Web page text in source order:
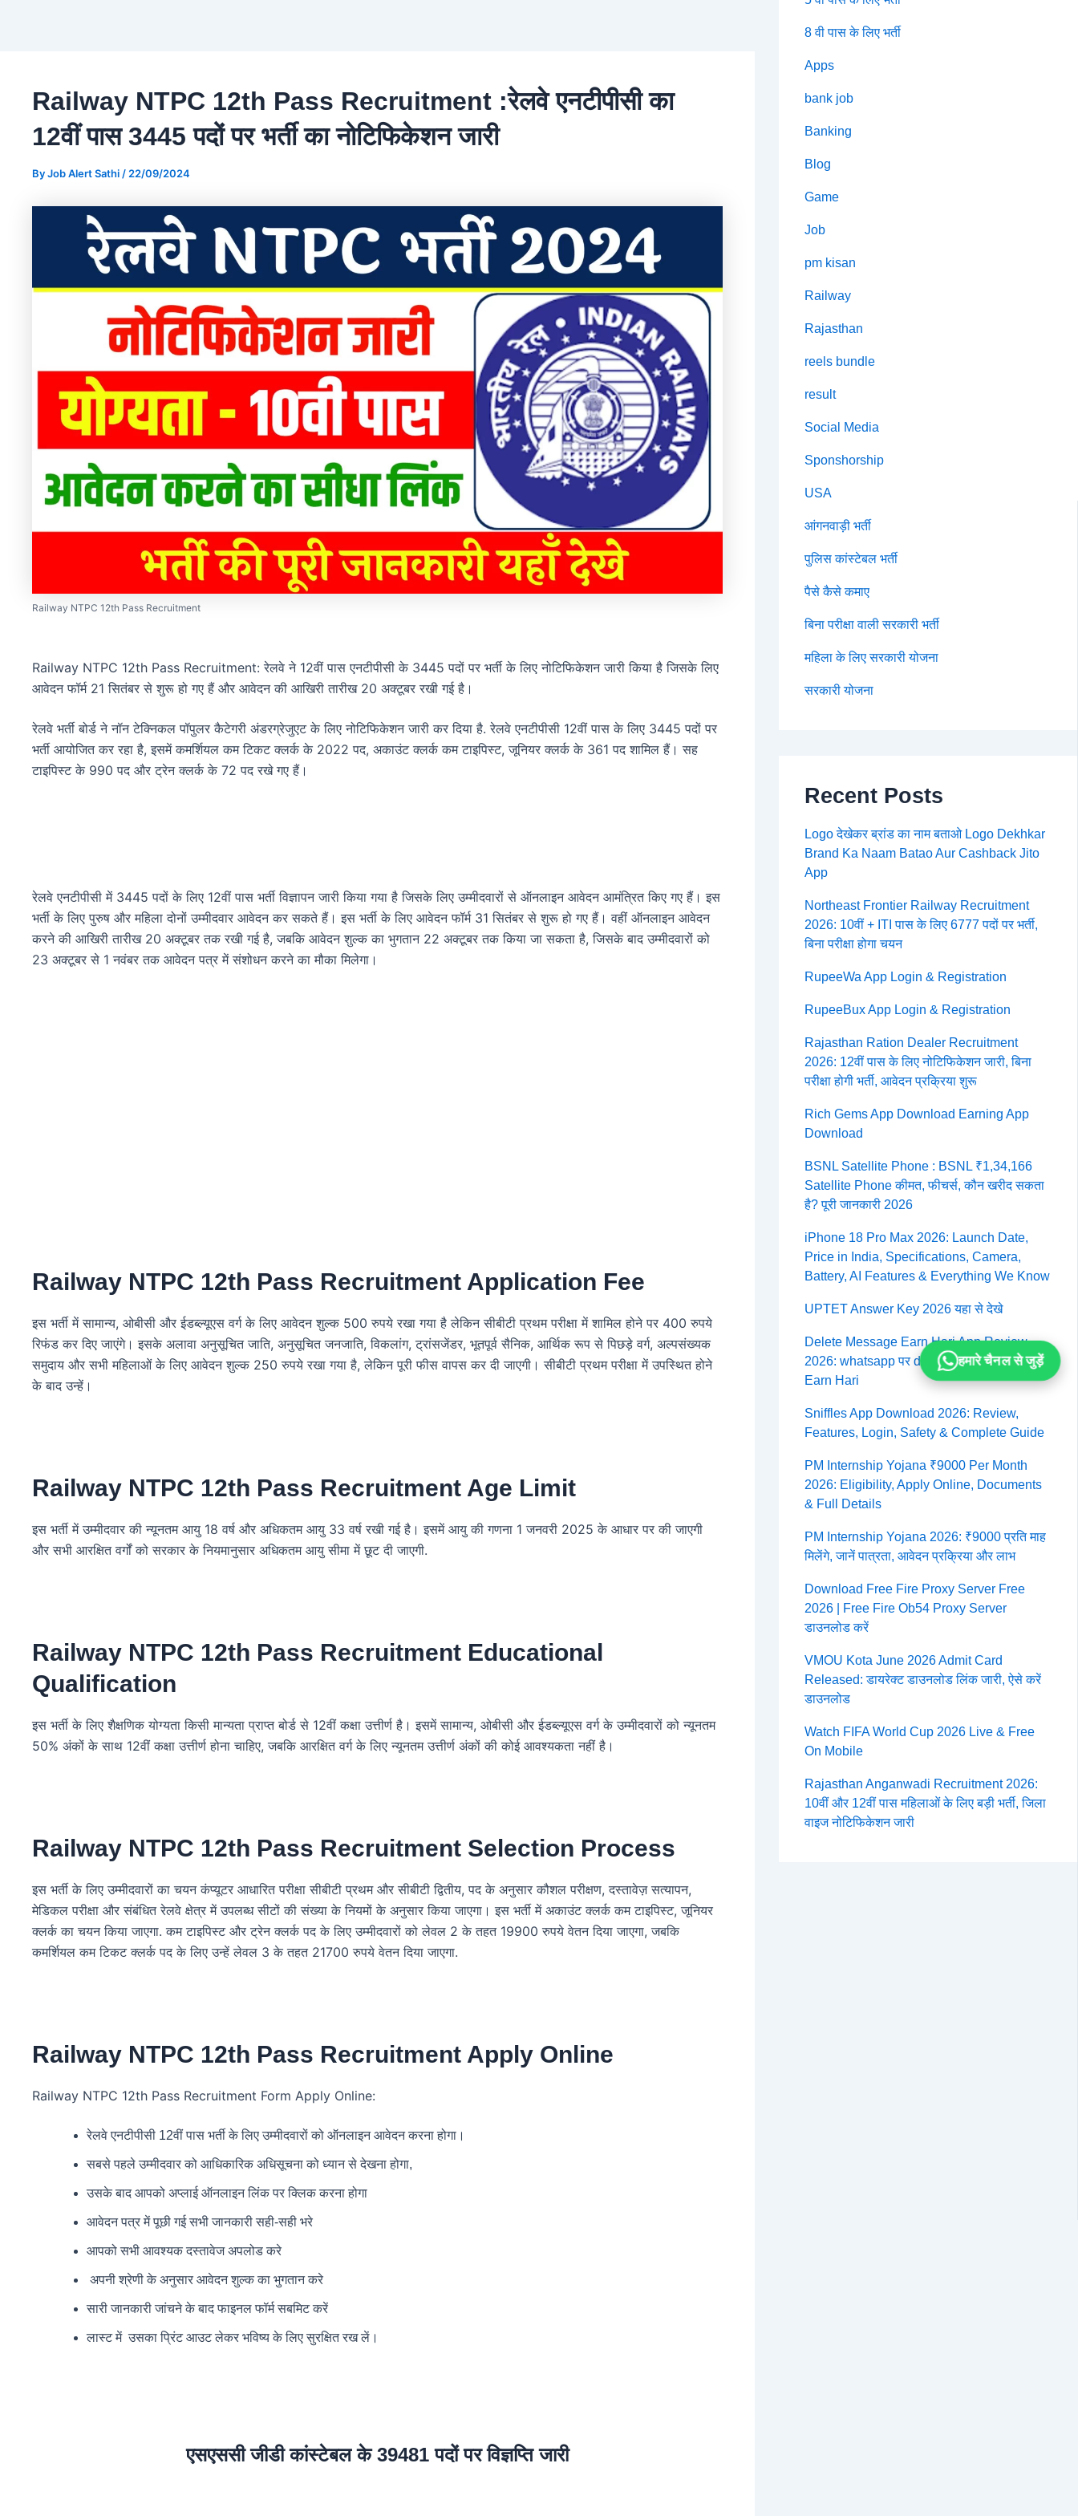
Railway NTPC 12th Pass Recruitment :रेलवे एनटीपीसी का
12वीं पास 3445 पदों पर भर्ती का नोटिफिकेशन जारी
ByJob Alert Sathi / 22/09/2024
Railway NTPC 12th Pass Recruitment
Railway NTPC 12th Pass Recruitment: रेलवे ने 12वीं पास एनटीपीसी के 3445 पदों पर भर्ती के लिए नोटिफिकेशन जारी किया है जिसके लिए
आवेदन फॉर्म 21 सितंबर से शुरू हो गए हैं और आवेदन की आखिरी तारीख 20 अक्टूबर रखी गई है।
रेलवे भर्ती बोर्ड ने नॉन टेक्निकल पॉपुलर कैटेगरी अंडरग्रेजुएट के लिए नोटिफिकेशन जारी कर दिया है. रेलवे एनटीपीसी 12वीं पास के लिए 3445 पदों पर
भर्ती आयोजित कर रहा है, इसमें कमर्शियल कम टिकट क्लर्क के 2022 पद, अकाउंट क्लर्क कम टाइपिस्ट, जूनियर क्लर्क के 361 पद शामिल हैं। सह
टाइपिस्ट के 990 पद और ट्रेन क्लर्क के 72 पद रखे गए हैं।
रेलवे एनटीपीसी में 3445 पदों के लिए 12वीं पास भर्ती विज्ञापन जारी किया गया है जिसके लिए उम्मीदवारों से ऑनलाइन आवेदन आमंत्रित किए गए हैं। इस
भर्ती के लिए पुरुष और महिला दोनों उम्मीदवार आवेदन कर सकते हैं। इस भर्ती के लिए आवेदन फॉर्म 31 सितंबर से शुरू हो गए हैं। वहीं ऑनलाइन आवेदन
करने की आखिरी तारीख 20 अक्टूबर तक रखी गई है, जबकि आवेदन शुल्क का भुगतान 22 अक्टूबर तक किया जा सकता है, जिसके बाद उम्मीदवारों को
23 अक्टूबर से 1 नवंबर तक आवेदन पत्र में संशोधन करने का मौका मिलेगा।
Railway NTPC 12th Pass Recruitment Application Fee
इस भर्ती में सामान्य, ओबीसी और ईडब्ल्यूएस वर्ग के लिए आवेदन शुल्क 500 रुपये रखा गया है लेकिन सीबीटी प्रथम परीक्षा में शामिल होने पर 400 रुपये
रिफंड कर दिए जाएंगे। इसके अलावा अनुसूचित जाति, अनुसूचित जनजाति, विकलांग, ट्रांसजेंडर, भूतपूर्व सैनिक, आर्थिक रूप से पिछड़े वर्ग, अल्पसंख्यक
समुदाय और सभी महिलाओं के लिए आवेदन शुल्क 250 रुपये रखा गया है, लेकिन पूरी फीस वापस कर दी जाएगी। सीबीटी प्रथम परीक्षा में उपस्थित होने
के बाद उन्हें।
Railway NTPC 12th Pass Recruitment Age Limit
इस भर्ती में उम्मीदवार की न्यूनतम आयु 18 वर्ष और अधिकतम आयु 33 वर्ष रखी गई है। इसमें आयु की गणना 1 जनवरी 2025 के आधार पर की जाएगी
और सभी आरक्षित वर्गों को सरकार के नियमानुसार अधिकतम आयु सीमा में छूट दी जाएगी.
Railway NTPC 12th Pass Recruitment Educational
Qualification
इस भर्ती के लिए शैक्षणिक योग्यता किसी मान्यता प्राप्त बोर्ड से 12वीं कक्षा उत्तीर्ण है। इसमें सामान्य, ओबीसी और ईडब्ल्यूएस वर्ग के उम्मीदवारों को न्यूनतम
50% अंकों के साथ 12वीं कक्षा उत्तीर्ण होना चाहिए, जबकि आरक्षित वर्ग के लिए न्यूनतम उत्तीर्ण अंकों की कोई आवश्यकता नहीं है।
Railway NTPC 12th Pass Recruitment Selection Process
इस भर्ती के लिए उम्मीदवारों का चयन कंप्यूटर आधारित परीक्षा सीबीटी प्रथम और सीबीटी द्वितीय, पद के अनुसार कौशल परीक्षण, दस्तावेज़ सत्यापन,
मेडिकल परीक्षा और संबंधित रेलवे क्षेत्र में उपलब्ध सीटों की संख्या के नियमों के अनुसार किया जाएगा। इस भर्ती में अकाउंट क्लर्क कम टाइपिस्ट, जूनियर
क्लर्क का चयन किया जाएगा. कम टाइपिस्ट और ट्रेन क्लर्क पद के लिए उम्मीदवारों को लेवल 2 के तहत 19900 रुपये वेतन दिया जाएगा, जबकि
कमर्शियल कम टिकट क्लर्क पद के लिए उन्हें लेवल 3 के तहत 21700 रुपये वेतन दिया जाएगा.
Railway NTPC 12th Pass Recruitment Apply Online
Railway NTPC 12th Pass Recruitment Form Apply Online:
रेलवे एनटीपीसी 12वीं पास भर्ती के लिए उम्मीदवारों को ऑनलाइन आवेदन करना होगा।
सबसे पहले उम्मीदवार को आधिकारिक अधिसूचना को ध्यान से देखना होगा,
उसके बाद आपको अप्लाई ऑनलाइन लिंक पर क्लिक करना होगा
आवेदन पत्र में पूछी गई सभी जानकारी सही-सही भरे
आपको सभी आवश्यक दस्तावेज अपलोड करे
अपनी श्रेणी के अनुसार आवेदन शुल्क का भुगतान करे
सारी जानकारी जांचने के बाद फाइनल फॉर्म सबमिट करें
लास्ट में उसका प्रिंट आउट लेकर भविष्य के लिए सुरक्षित रख लें।
एसएससी जीडी कांस्टेबल के 39481 पदों पर विज्ञप्ति जारी
8 वी पास के लिए भर्ती
Apps
bank job
Banking
Blog
Game
Job
pm kisan
Railway
Rajasthan
reels bundle
result
Social Media
Sponshorship
USA
आंगनवाड़ी भर्ती
पुलिस कांस्टेबल भर्ती
पैसे कैसे कमाए
बिना परीक्षा वाली सरकारी भर्ती
महिला के लिए सरकारी योजना
सरकारी योजना
Recent Posts
Logo देखेकर ब्रांड का नाम बताओ Logo Dekhkar
Brand Ka Naam Batao Aur Cashback Jito
App
Northeast Frontier Railway Recruitment
2026: 10वीं + ITI पास के लिए 6777 पदों पर भर्ती,
बिना परीक्षा होगा चयन
RupeeWa App Login & Registration
RupeeBux App Login & Registration
Rajasthan Ration Dealer Recruitment
2026: 12वीं पास के लिए नोटिफिकेशन जारी, बिना
परीक्षा होगी भर्ती, आवेदन प्रक्रिया शुरू
Rich Gems App Download Earning App
Download
BSNL Satellite Phone : BSNL ₹1,34,166
Satellite Phone कीमत, फीचर्स, कौन खरीद सकता
है? पूरी जानकारी 2026
iPhone 18 Pro Max 2026: Launch Date,
Price in India, Specifications, Camera,
Battery, AI Features & Everything We Know
UPTET Answer Key 2026 यहा से देखे
Delete Message Earn Hari App Review
2026: whatsapp पर delete message कैसे देखें :
Earn Hari
Sniffles App Download 2026: Review,
Features, Login, Safety & Complete Guide
PM Internship Yojana ₹9000 Per Month
2026: Eligibility, Apply Online, Documents
& Full Details
PM Internship Yojana 2026: ₹9000 प्रति माह
मिलेंगे, जानें पात्रता, आवेदन प्रक्रिया और लाभ
Download Free Fire Proxy Server Free
2026 | Free Fire Ob54 Proxy Server
डाउनलोड करें
VMOU Kota June 2026 Admit Card
Released: डायरेक्ट डाउनलोड लिंक जारी, ऐसे करें
डाउनलोड
Watch FIFA World Cup 2026 Live & Free
On Mobile
Rajasthan Anganwadi Recruitment 2026:
10वीं और 12वीं पास महिलाओं के लिए बड़ी भर्ती, जिला
वाइज नोटिफिकेशन जारी
हमारे चैनल से जुड़ें